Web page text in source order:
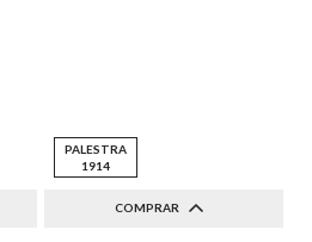
PALESTRA
1914
COMPRAR